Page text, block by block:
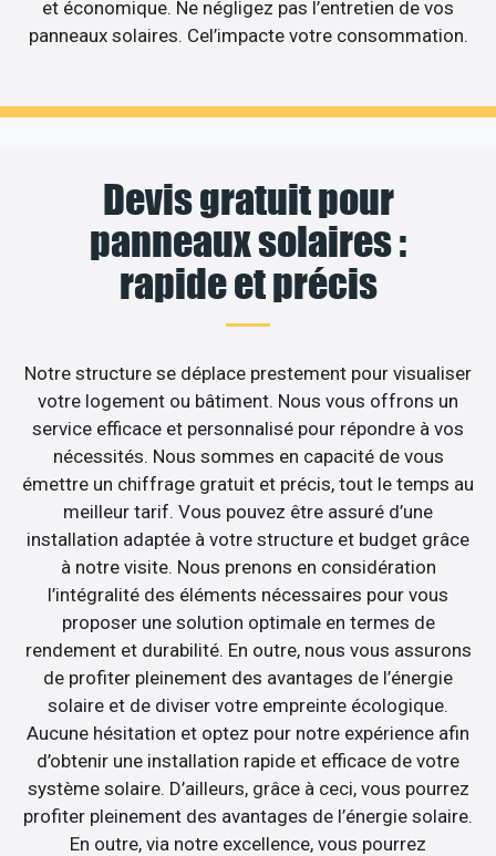
et économique. Ne négligez pas l’entretien de vos
panneaux solaires. Cel’impacte votre consommation.
Devis gratuit pour
panneaux solaires :
rapide et précis
Notre structure se déplace prestement pour visualiser
votre logement ou bâtiment. Nous vous offrons un
service efficace et personnalisé pour répondre à vos
nécessités. Nous sommes en capacité de vous
émettre un chiffrage gratuit et précis, tout le temps au
meilleur tarif. Vous pouvez être assuré d’une
installation adaptée à votre structure et budget grâce
à notre visite. Nous prenons en considération
l’intégralité des éléments nécessaires pour vous
proposer une solution optimale en termes de
rendement et durabilité. En outre, nous vous assurons
de profiter pleinement des avantages de l’énergie
solaire et de diviser votre empreinte écologique.
Aucune hésitation et optez pour notre expérience afin
d’obtenir une installation rapide et efficace de votre
système solaire. D’ailleurs, grâce à ceci, vous pourrez
profiter pleinement des avantages de l’énergie solaire.
En outre, via notre excellence, vous pourrez